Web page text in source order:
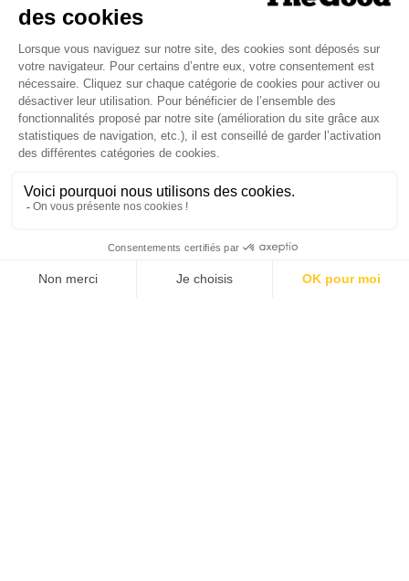
J'ACHÈTE LE NUMÉRO
JE M'ABONNE 1 AN - 4 NUM.
JE DÉCOUVRE LES NUMÉROS PRÉCÉDENTS
Je suis déjà abonné(e) :je consulte la revue en
version digitale